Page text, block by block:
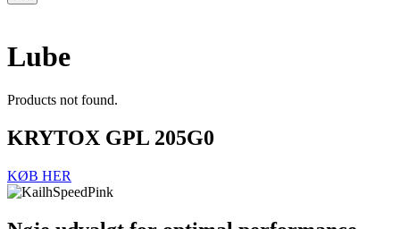
Lube
Products not found.
KRYTOX GPL 205G0
KØB HER